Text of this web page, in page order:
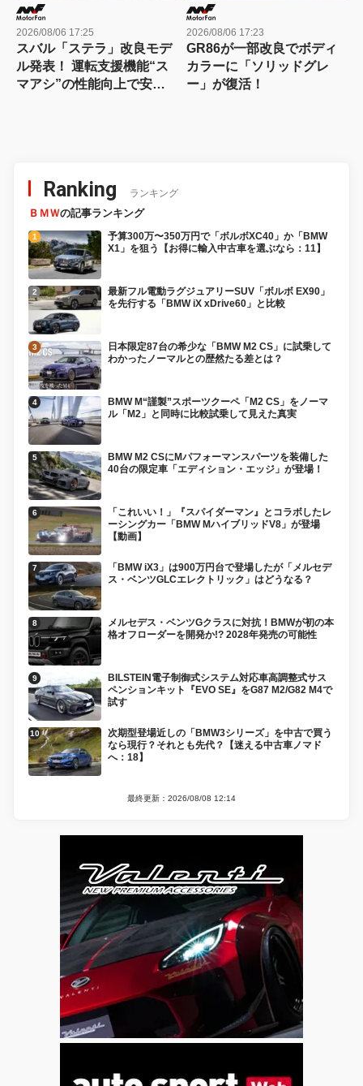
2026/08/06 17:25
スバル「ステラ」改良モデ
ル発表！ 運転支援機能“ス
マアシ”の性能向上で安心
2026/08/06 17:23
GR86が一部改良でボディ
カラーに「ソリッドグレ
ー」が復活！
Ranking ランキング
ＢＭＷの記事ランキング
予算300万〜350万円で「ボルボXC40」か「BMW
X1」を狙う【お得に輸入中古車を選ぶなら：11】
最新フル電動ラグジュアリーSUV「ボルボ EX90」
を先行する「BMW iX xDrive60」と比較
日本限定87台の希少な「BMW M2 CS」に試乗して
わかったノーマルとの歴然たる差とは？
BMW M“謹製”スポーツクーペ「M2 CS」をノーマ
ル「M2」と同時に比較試乗して見えた真実
BMW M2 CSにMパフォーマンスパーツを装備した
40台の限定車「エディション・エッジ」が登場！
「これいい！」『スパイダーマン』とコラボしたレ
ーシングカー「BMW MハイブリッドV8」が登場
【動画】
「BMW iX3」は900万円台で登場したが「メルセデ
ス・ベンツGLCエレクトリック」はどうなる？
メルセデス・ベンツGクラスに対抗！BMWが初の本
格オフローダーを開発か!? 2028年発売の可能性
BILSTEIN電子制御式システム対応車高調整式サス
ペンションキット『EVO SE』をG87 M2/G82 M4で
試す
次期型登場近しの「BMW3シリーズ」を中古で買う
なら現行？それとも先代？【迷える中古車ノマド
へ：18】
最終更新：2026/08/08 12:14